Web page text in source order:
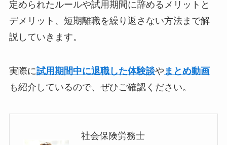
定められたルールや試用期間に辞めるメリットと
デメリット、短期離職を繰り返さない方法まで解
説していきます。
実際に試用期間中に退職した体験談や まとめ動画
も紹介しているので、ぜひご確認ください。
社会保険労務士